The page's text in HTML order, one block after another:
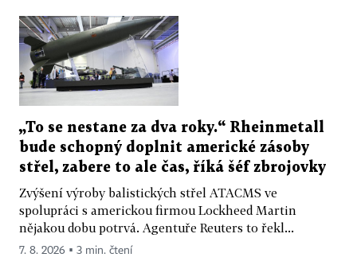
„To se nestane za dva roky.“ Rheinmetall
bude schopný doplnit americké zásoby
střel, zabere to ale čas, říká šéf zbrojovky
Zvýšení výroby balistických střel ATACMS ve
spolupráci s americkou firmou Lockheed Martin
nějakou dobu potrvá. Agentuře Reuters to řekl...
7. 8. 2026 ▪ 3 min. čtení